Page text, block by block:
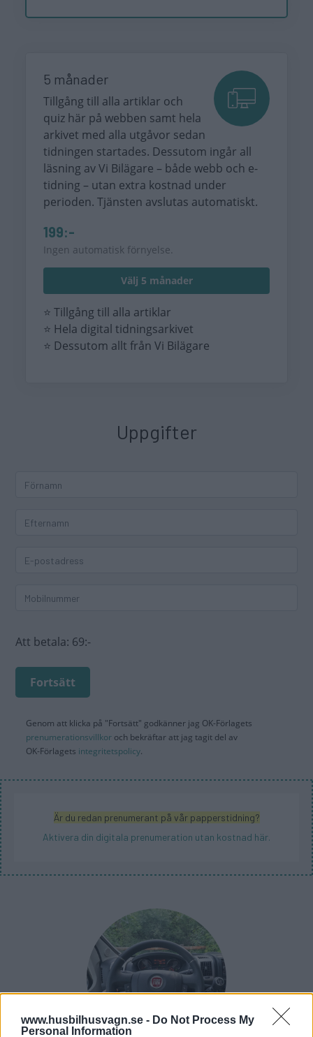
www.husbilhusvagn.se - Do Not Process My
Personal Information
5 månader
Tillgång till alla artiklar och
quiz här på webben samt hela
arkivet med alla utgåvor sedan
tidningen startades. Dessutom ingår all
läsning av Vi Bilägare – både webb och e-
tidning – utan extra kostnad under
perioden. Tjänsten avslutas automatiskt.
199:-
Ingen automatisk förnyelse.
Välj 5 månader
⭐ Tillgång till alla artiklar
⭐ Hela digital tidningsarkivet
⭐ Dessutom allt från Vi Bilägare
Uppgifter
Att betala: 69:-
Fortsätt
Genom att klicka på "Fortsätt" godkänner jag OK-Förlagets
prenumerationsvillkor och bekräftar att jag tagit del av
OK-Förlagets integritetspolicy.
Är du redan prenumerant på vår papperstidning?
Aktivera din digitala prenumeration utan kostnad här.